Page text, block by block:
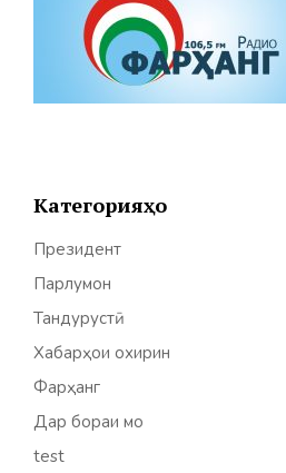
Категорияҳо
Президент
Парлумон
Тандурустӣ
Хабарҳои охирин
Фарҳанг
Дар бораи мо
test